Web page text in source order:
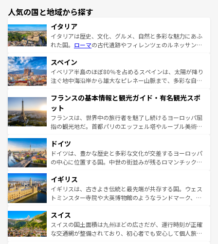
人気の国と地域から探す
イタリア
イタリアは歴史、文化、グルメ、自然と多彩な魅力にあふ
れた国。 ローマの古代遺跡やフィレンツェのルネッサンス
ろん、トスカーナの美しい田園風景やアマルフィ海岸の絶
景など、自然景観も見逃せない。観光の合間には、本場の
ピザやパスタなど、絶品のイタリア料理を堪能することも
ませてくれるイタリアで、忘れられない旅をしてみよう！
なお、新着のイタリア情報は
しい。
スペイン
イベリア半島のほぼ80％を占めるスペインは、太陽が降り
注ぐ地中海沿岸から雄大なピレネー山脈まで、多彩な自然
文化が根付くこの国では、情熱的なフラメンコ、熱気あふ
れる闘牛、そして美味しいタパスが生活の一部となってい
る。首都マドリードの洗練された雰囲気や、バルセロナの
アートに溢れた街角から、地方では古代ローマ遺跡や中世
せる。地方によって風土や気候が異なるスペインはその個
性で訪れる人を魅了する。 なお、新着のスペイン情報は コ
ンテンツ一覧を参照してほしい。
フランスの基本情報と観光ガイド・有名観光スポ
ット
フランスは、世界中の旅行者を魅了し続けるヨーロッパ屈
指の観光地だ。首都パリのエッフェル塔やルーブル美術館
で、幅広い魅力が詰まっている。華麗な宮殿、歴史的な大
聖堂、美しいビーチ、そして豊かな自然が、訪れる者を心
から魅了する。また、フランスは美食の国としても知ら
いる。シャンパンの発祥地であるランス、プロヴァンスの
香り高いラベンダー畑など、多彩な楽しみ方が可能だ。さ
らに、パリ以外の地域にも魅力が溢れており、どの街角に
れる地方に足を運ぶとそれぞれで全く異なる文化を体験で
きるだろう。 なお、新着のフランス情報はコンテンツ一覧
を参照してほしい。
ドイツ
ドイツは、豊かな歴史と多彩な文化が交差するヨーロッパ
の中心に位置する国。中世の街並みが残るロマンチック街
顔を持つこの国は、どこを歩いても飽きることがない。ベ
ルリンの文化的活気、バイエルン州のアルプスの絶景、そ
してライン川沿いのワイン畑といった風景は必見。ビール
は、お酒好きな人にはぜひ体験してほしい。 なお、新着の
ドイツ情報はコンテンツ一覧を参照してほしい。
イギリス
イギリスは、古きよき伝統と最先端が共存する国。ウェス
トミンスター寺院や大英博物館のようなランドマーク、歴
リアごとに異なる魅力がある。また、優雅なアフタヌーン
ティー、ビール好きにはたまらない英国パブ、サッカー観
戦など、本場だからこそできる体験も豊富。イギリスを旅
スイス
スイスの国土面積は九州ほどの広さだが、運行時刻が正確
な交通網が整備されており、初心者でも安心して個人旅行